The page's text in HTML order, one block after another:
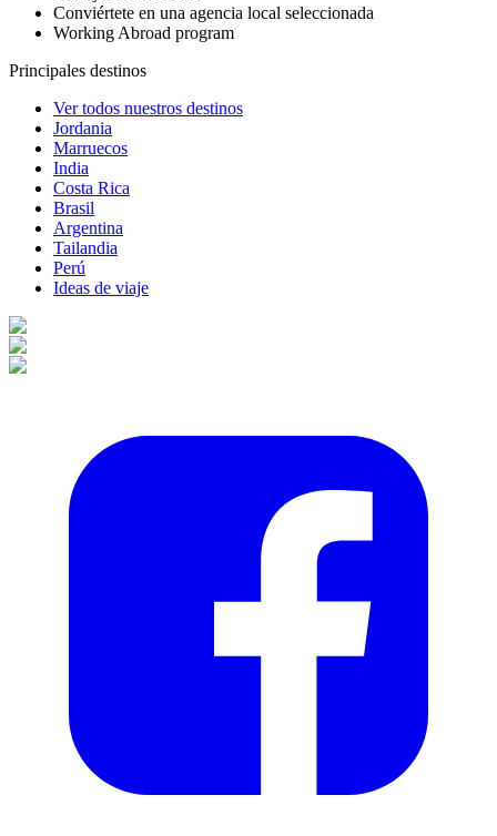
Conviértete en una agencia local seleccionada
Working Abroad program
Principales destinos
Ver todos nuestros destinos
Jordania
Marruecos
India
Costa Rica
Brasil
Argentina
Tailandia
Perú
Ideas de viaje